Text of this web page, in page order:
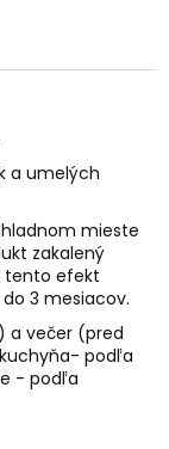
a umelých
mieste
zakalený
tento efekt
3 mesiacov.
a večer (pred
podľa
- podľa